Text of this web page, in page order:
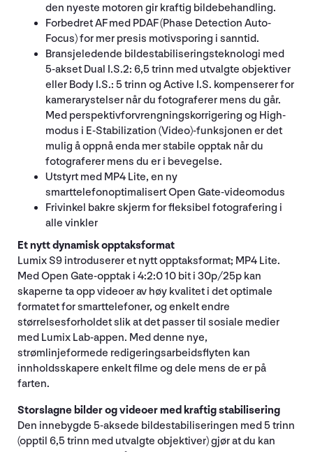
den nyeste motoren gir kraftig bildebehandling.
Forbedret AF med PDAF (Phase Detection Auto-
Focus) for mer presis motivsporing i sanntid.
Bransjeledende bildestabiliseringsteknologi med
5-akset Dual I.S.2: 6,5 trinn med utvalgte objektiver
eller Body I.S.: 5 trinn og Active I.S. kompenserer for
kamerarystelser når du fotograferer mens du går.
Med perspektivforvrengningskorrigering og High-
modus i E-Stabilization (Video)-funksjonen er det
mulig å oppnå enda mer stabile opptak når du
fotograferer mens du er i bevegelse.
Utstyrt med MP4 Lite, en ny
smarttelefonoptimalisert Open Gate-videomodus
Frivinkel bakre skjerm for fleksibel fotografering i
alle vinkler
Et nytt dynamisk opptaksformat
Lumix S9 introduserer et nytt opptaksformat; MP4 Lite.
Med Open Gate-opptak i 4:2:0 10 bit i 30p/25p kan
skaperne ta opp videoer av høy kvalitet i det optimale
formatet for smarttelefoner, og enkelt endre
størrelsesforholdet slik at det passer til sosiale medier
med Lumix Lab-appen. Med denne nye,
strømlinjeformede redigeringsarbeidsflyten kan
innholdsskapere enkelt filme og dele mens de er på
farten.
Storslagne bilder og videoer med kraftig stabilisering
Den innebygde 5-aksede bildestabiliseringen med 5 trinn
(opptil 6,5 trinn med utvalgte objektiver) gjør at du kan